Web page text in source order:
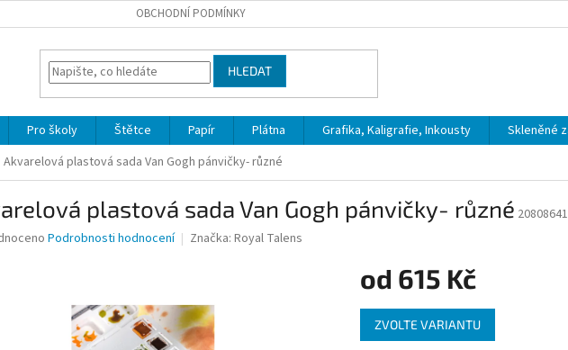
OBCHODNÍ PODMÍNKY
HLEDAT
Pro školy Štětce Papír Plátna Grafika, Kaligrafie, Inkousty Skleněné
Akvarelová plastová sada Van Gogh pánvičky- různé
plastová sada Van Gogh pánvičky- různé 20808641
Podrobnosti hodnocení Značka: Royal Talens
od 615 Kč
Měrná
cena:
ZVOLTE VARIANTU